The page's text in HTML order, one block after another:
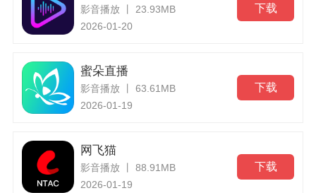
影音播放 丨 23.93MB
2026-01-20
下载
蜜朵直播
影音播放 丨 63.61MB
2026-01-19
下载
网飞猫
影音播放 丨 88.91MB
2026-01-19
下载